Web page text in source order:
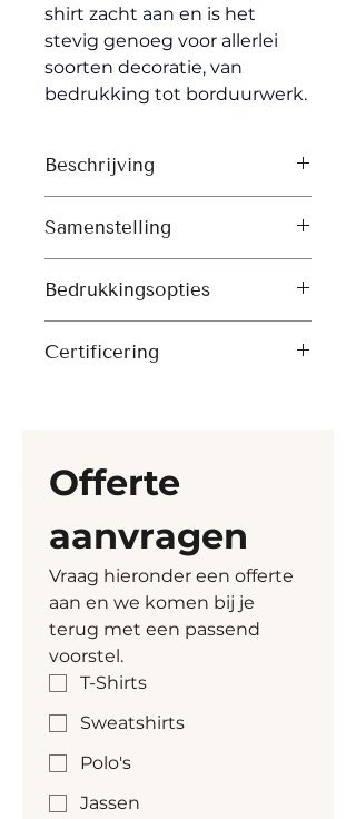
shirt zacht aan en is het
stevig genoeg voor allerlei
soorten decoratie, van
bedrukking tot borduurwerk.
Beschrijving
stiksel
Kraagstandaard
Knooplijst met enkelvoudig
stiksel langs beide kanten
Ingezette mouwen
Naar voren verplaatste
Mouwsplit met één knoop
Manchetten met twee
knopen en afgeronde
hoeken
Dubbele plooien aan
manchetten
Samenstelling
Organic Ring Spun Combed,
Gewassen stof
Bedrukkingsopties
Digitale transfers (DTF)
Certificering
Alle kleuren zijn GOTS-
gecertificeerd, behalve
Heather Haze, dat GRS-
gecertificeerd is.
Offerte
aanvragen
Vraag hieronder een offerte
aan en we komen bij je
terug met een passend
voorstel.
T-Shirts
Sweatshirts
Polo's
Jassen